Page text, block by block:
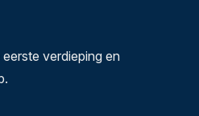
verdieping en